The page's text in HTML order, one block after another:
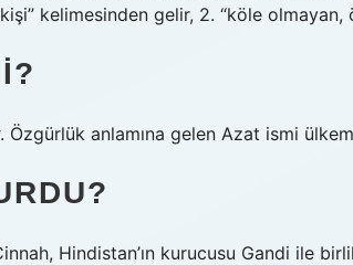
kelimesinden gelir, 2. “köle olmayan,
anlamına gelen Azat ismi
Hindistan’ın kurucusu Gandi ile